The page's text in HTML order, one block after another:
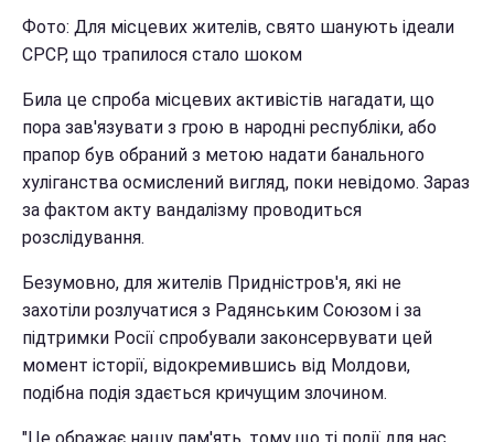
Фото: Для місцевих жителів, свято шанують ідеали
СРСР, що трапилося стало шоком
Била це спроба місцевих активістів нагадати, що
пора зав'язувати з грою в народні республіки, або
прапор був обраний з метою надати банального
хуліганства осмислений вигляд, поки невідомо. Зараз
за фактом акту вандалізму проводиться
розслідування.
Безумовно, для жителів Придністров'я, які не
захотіли розлучатися з Радянським Союзом і за
підтримки Росії спробували законсервувати цей
момент історії, відокремившись від Молдови,
подібна подія здається кричущим злочином.
"Це ображає нашу пам'ять, тому що ті події для нас